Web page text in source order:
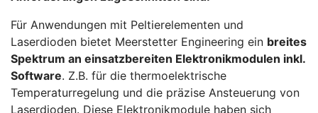
Für Anwendungen mit Peltierelementen und
Laserdioden bietet Meerstetter Engineering ein breites
Spektrum an einsatzbereiten Elektronikmodulen inkl.
Software. Z.B. für die thermoelektrische
Temperaturregelung und die präzise Ansteuerung von
Laserdioden. Diese Elektronikmodule haben sich